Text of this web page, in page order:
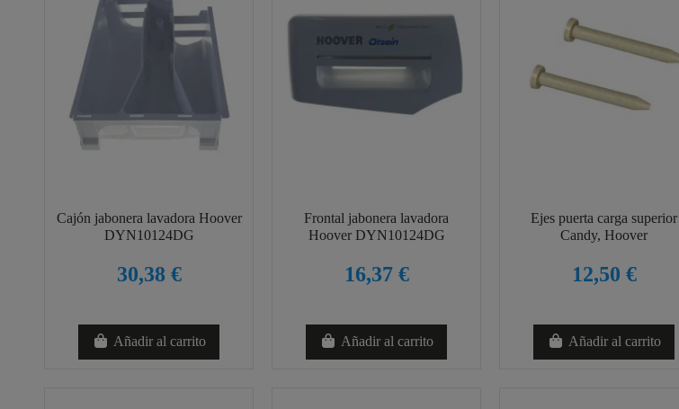
Cajón jabonera lavadora Hoover
DYN10124DG
30,38 €
Añadir al carrito
Frontal jabonera lavadora
Hoover DYN10124DG
16,37 €
Añadir al carrito
Ejes puerta carga superior
Candy, Hoover
12,50 €
Añadir al carrito